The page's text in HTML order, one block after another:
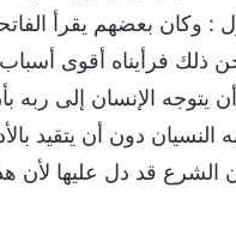
: وكان بعضهم يقرأ
ذلك فرأيناه أقوى أسباب
يتوجه الإنسان إلى ربه
النسيان دون أن يتقيد
الشرع قد دل عليها لأن